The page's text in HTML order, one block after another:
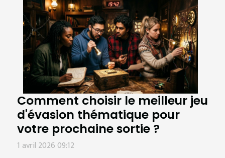
Comment choisir le meilleur jeu
d'évasion thématique pour
votre prochaine sortie ?
1 avril 2026 09:12